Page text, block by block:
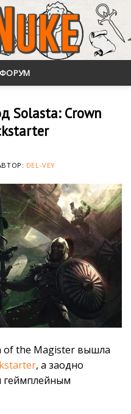
Solasta: Crown
DEL-VEY
of the Magister вышла
, а заодно
геймплейным